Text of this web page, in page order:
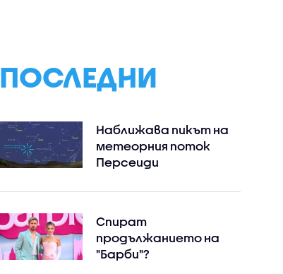
ПОСЛЕДНИ
Наближава пикът на
метеорния поток
Персеиди
Спират
продължанието на
"Барби"?